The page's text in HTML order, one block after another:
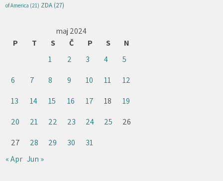
of America (21) ZDA (27)
maj 2024
P
T S Č P S
N
1
2 3 4
5
6
7 8 9 10 11
12
13
14 15 16 17 18
19
20
21 22 23 24 25
26
27
28 29 30
31
« Apr Jun »